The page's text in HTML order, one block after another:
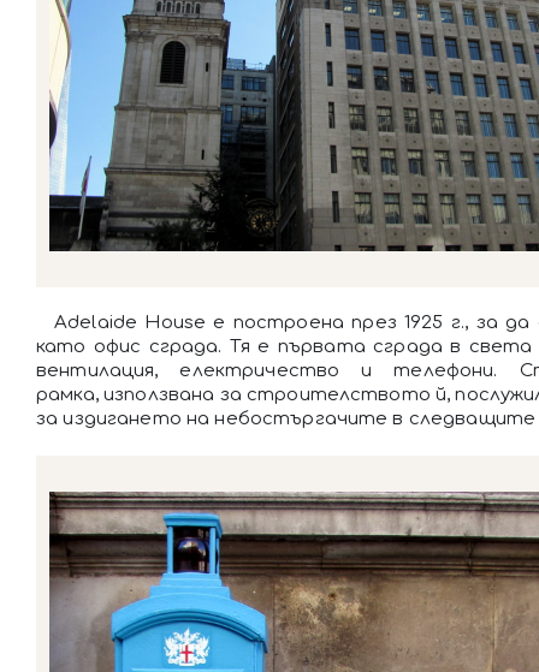
Adelaide House e построена през 1925 г., за да
като офис сграда. Тя е първата сграда в
вентилация, електричество и телефони.
рамка, използвана за строителството й,
за издигането на небостъргачите в следващите